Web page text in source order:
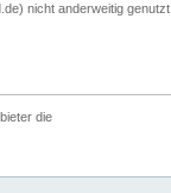
nicht anderweitig genutzt
die